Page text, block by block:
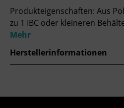
Produkteigenschaften: Aus
zu 1 IBC oder kleineren
Mehr
Herstellerinformationen